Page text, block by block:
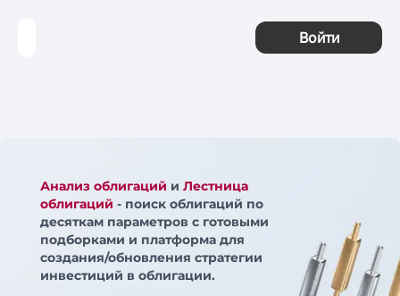
Войти
Анализ облигаций и Лестница
облигаций - поиск облигаций по
десяткам параметров с готовыми
подборками и платформа для
создания/обновления стратегии
инвестиций в облигации.